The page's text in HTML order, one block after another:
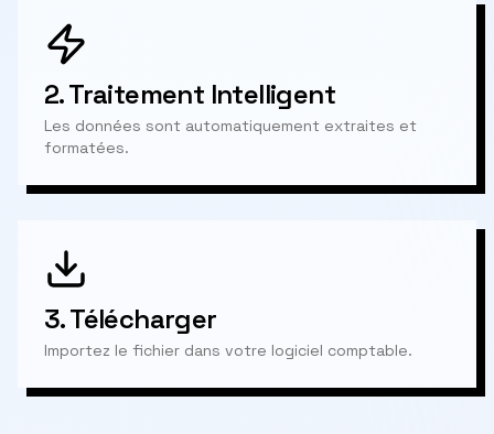
2.Traitement Intelligent
Les données sont automatiquement extraites et
formatées.
3.Télécharger
Importez le fichier dans votre logiciel comptable.